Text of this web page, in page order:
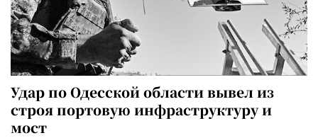
Удар по Одесской области вывел из
строя портовую инфраструктуру и
мост